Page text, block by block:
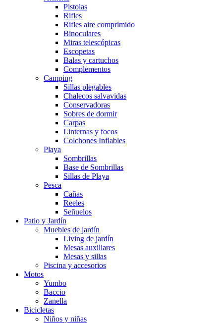
Pistolas
Rifles
Rifles aire comprimido
Binoculares
Miras telescópicas
Escopetas
Balas y cartuchos
Complementos
Camping
Sillas plegables
Chalecos salvavidas
Conservadoras
Sobres de dormir
Carpas
Linternas y focos
Colchones Inflables
Playa
Sombrillas
Base de Sombrillas
Sillas de Playa
Pesca
Cañas
Reeles
Señuelos
Patio y Jardín
Muebles de jardín
Living de jardín
Mesas auxiliares
Mesas y sillas
Piscina y accesorios
Motos
Yumbo
Baccio
Zanella
Bicicletas
Niños y niñas